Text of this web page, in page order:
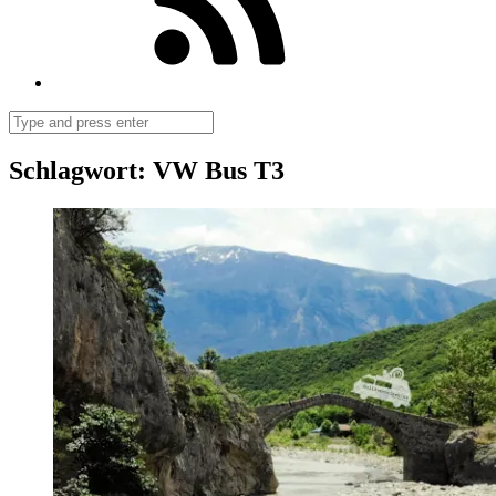
Search
Schlagwort: VW Bus T3